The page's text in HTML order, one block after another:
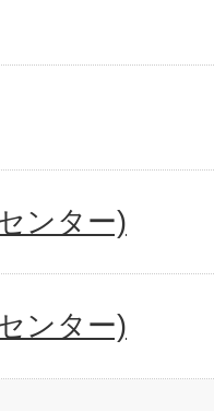
ンター)
ンター)